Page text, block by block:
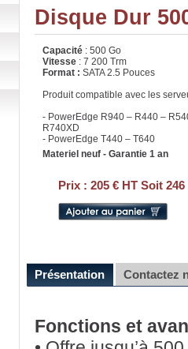
Disque Dur
Capacité : 500 Go
Vitesse : 7 200 Trm
Format : SATA 2.5 Pouces
Produit compatible avec les
- PowerEdge R940 – R440 –
R740XD
- PowerEdge T440 – T640
Materiel neuf - Garantie 1 an
Prix : 205 € HT Soit 246
Présentation Contactez
Fonctions et